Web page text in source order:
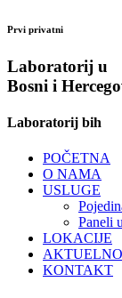
Prvi privatni
Laboratorij u
Bosni i
Laboratorij bih
POČETNA
O NAMA
USLUGE
Paneli
LOKACIJE
KONTAKT